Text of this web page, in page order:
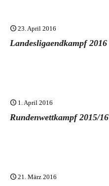
23. April 2016
Landesligaendkampf 2016
1. April 2016
Rundenwettkampf 2015/16
21. März 2016